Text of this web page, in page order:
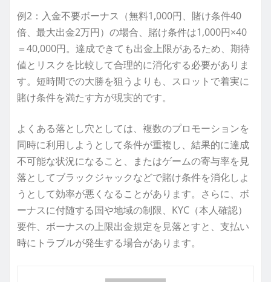
例2：入金不要ボーナス（無料1,000円、賭け条件40
倍、最大出金2万円）の場合、賭け条件は1,000円×40
＝40,000円。達成できても出金上限があるため、期待
値とリスクを比較して合理的に消化する必要がありま
す。短時間での大勝を狙うよりも、スロットで着実に
賭け条件を満たす方が現実的です。
よくある落とし穴としては、複数のプロモーションを
同時に利用しようとして条件が重複し、結果的に達成
不可能な状況になること、またはゲームの寄与率を見
落としてブラックジャックなどで賭け条件を消化しよ
うとして効率が悪くなることがあります。さらに、ボ
ーナスに付随する国や地域の制限、KYC（本人確認）
要件、ボーナスの上限出金規定を見落とすと、支払い
時にトラブルが発生する場合があります。